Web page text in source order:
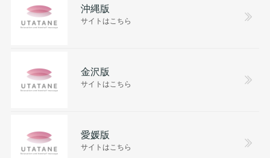
沖縄版
サイトはこちら
金沢版
サイトはこちら
愛媛版
サイトはこちら